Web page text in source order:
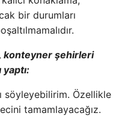
bir durumları
konteyner şehirleri
yaptı:
söyleyebilirim. Özellikle
tamamlayacağız.